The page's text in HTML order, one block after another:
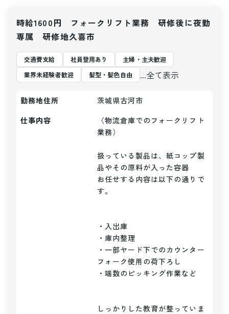
時給1600円 フォークリフト業務 研修後に夜勤
専属 研修地久喜市
交通費支給 社員登用あり
主婦・主夫歓迎
業界未経験者歓迎
髪型・髪色自由 ...全て表示
勤務地住所
茨城県古河市
仕事内容
〈物流倉庫でのフォークリフト
業務）
扱っている製品は、紙コップ製
品やその原料が入った容器
お任せする内容は以下の通りで
す。
・入出庫
・庫内整理
・一部ヤード下でのカウンター
フォーク使用の荷下ろし
・端数のピッキング作業など
しっかりした教育が整っていま